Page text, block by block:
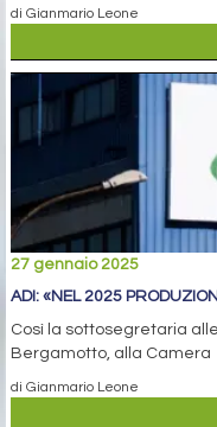
di Gianmario Leone
27 gennaio 2025
ADI: «NEL 2025
Così la sottosegretaria
Bergamotto, alla Camera
di Gianmario Leone